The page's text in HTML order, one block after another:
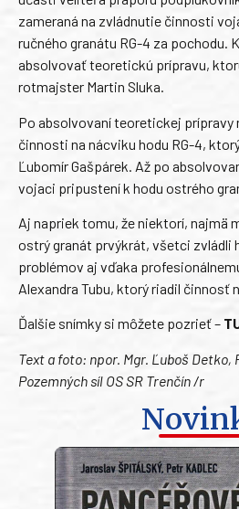
zameraná na zvládnutie činnosti
ručného granátu RG-4 za pochodu.
absolvovať teoretickú prípravu,
rotmajster Martin Sluka.
Po absolvovaní teoretickej prípravy
činnosti na nácviku hodu RG-4,
Ľubomír Gašpárek. Až po
vojaci pripustení k hodu ostrého
Aj napriek tomu, že niektorí, najmä
ostrý granát prvýkrát, všetci zvládli
problémov aj vďaka
Alexandra Tubu, ktorý riadil činnosť
Ďalšie snímky si môžete pozrieť –
Text a foto: npor. Mgr. Ľuboš
Pozemných síl OS SR Trenčín /r